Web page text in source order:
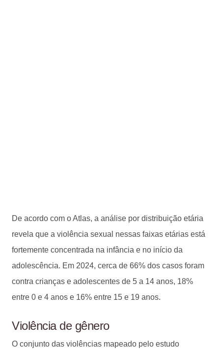
De acordo com o Atlas, a análise por distribuição etária
revela que a violência sexual nessas faixas etárias está
fortemente concentrada na infância e no início da
adolescência. Em 2024, cerca de 66% dos casos foram
contra crianças e adolescentes de 5 a 14 anos, 18%
entre 0 e 4 anos e 16% entre 15 e 19 anos.
Violência de gênero
O conjunto das violências mapeado pelo estudo